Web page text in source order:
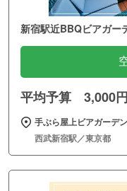
新宿駅近BBQビアガー
平均予算 3,000円
手ぶら屋上ビアガーデ
西武新宿駅／東京都